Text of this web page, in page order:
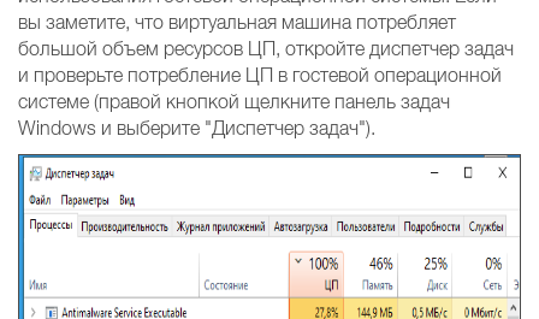
вы заметите, что виртуальная машина потребляет
большой объем ресурсов ЦП, откройте диспетчер задач
и проверьте потребление ЦП в гостевой операционной
системе (правой кнопкой щелкните панель задач
Windows и выберите "Диспетчер задач").